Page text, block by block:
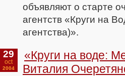
объявляют о старте
агентств «Круги на
агентства)».
29
oct
2004
«Круги на воде:
Виталия